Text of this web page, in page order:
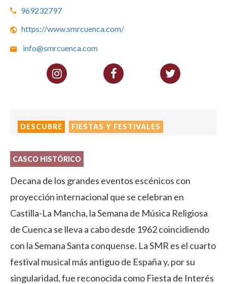
969232797
https://www.smrcuenca.com/
info@smrcuenca.com
DESCUBRE FIESTAS Y FESTIVALES
CASCO HISTÓRICO
Decana de los grandes eventos escénicos con
proyección internacional que se celebran en
Castilla-La Mancha, la Semana de Música Religiosa
de Cuenca se lleva a cabo desde 1962 coincidiendo
con la Semana Santa conquense. La SMR es el cuarto
festival musical más antiguo de España y, por su
singularidad, fue reconocida como Fiesta de Interés